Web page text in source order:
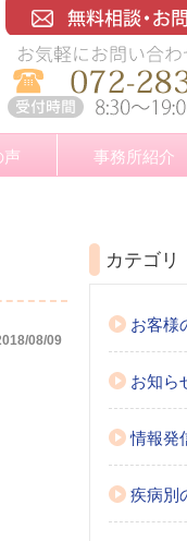
声 事務所紹介
08/09
カテゴリ
お客様
お知ら
情報発
疾病別